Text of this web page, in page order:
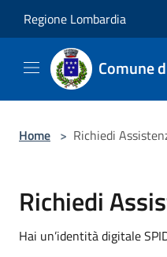
Regione Lombardia
Comune
Home > Richiedi
Richiedi
Hai un’identità digitale